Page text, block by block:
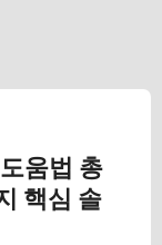
움법 총
핵심 솔